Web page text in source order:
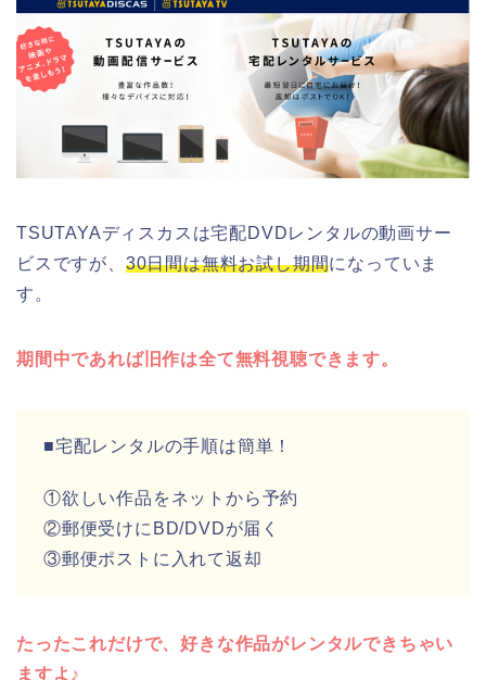
TSUTAYAディスカスは宅配DVDレンタルの動画サー
ビスですが、 30日間は無料お試し期間になっていま
す。
期間中であれば旧作は全て無料視聴できます。
■宅配レンタルの手順は簡単！
①欲しい作品をネットから予約
②郵便受けにBD/DVDが届く
③郵便ポストに入れて返却
たったこれだけで、好きな作品がレンタルできちゃい
ますよ♪